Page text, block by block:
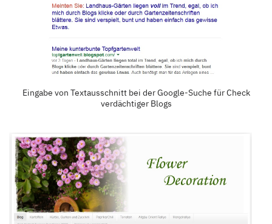
Eingabe von Textausschnitt bei der Google-Suche für Check
verdächtiger Blogs